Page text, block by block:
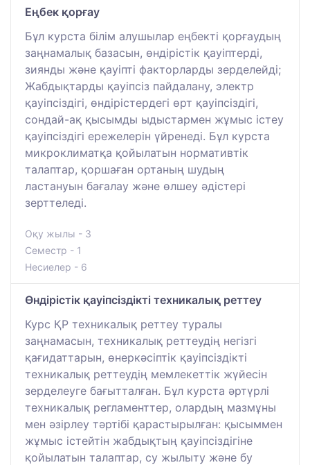
Еңбек қорғау
Бұл курста білім алушылар еңбекті қорғаудың
заңнамалық базасын, өндірістік қауіптерді,
зиянды және қауіпті факторларды зерделейді;
Жабдықтарды қауіпсіз пайдалану, электр
қауіпсіздігі, өндірістердегі өрт қауіпсіздігі,
сондай-ақ қысымды ыдыстармен жұмыс істеу
қауіпсіздігі ережелерін үйренеді. Бұл курста
микроклиматқа қойылатын нормативтік
талаптар, қоршаған ортаның шудың
ластануын бағалау және өлшеу әдістері
зерттеледі.
Оқу жылы - 3
Семестр - 1
Несиелер - 6
Өндірістік қауіпсіздікті техникалық реттеу
Курс ҚР техникалық реттеу туралы
заңнамасын, техникалық реттеудің негізгі
қағидаттарын, өнеркәсіптік қауіпсіздікті
техникалық реттеудің мемлекеттік жүйесін
зерделеуге бағытталған. Бұл курста әртүрлі
техникалық регламенттер, олардың мазмұны
мен әзірлеу тәртібі қарастырылған: қысыммен
жұмыс істейтін жабдықтың қауіпсіздігіне
қойылатын талаптар, су жылыту және бу